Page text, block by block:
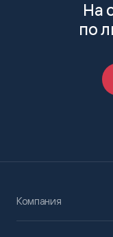
На
по
Компания